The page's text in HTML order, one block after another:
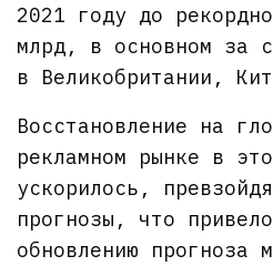
2021 году до
млрд, в основном за
в Великобритании,
Восстановление на
рекламном рынке в
ускорилось,
прогнозы, что
обновлению прогноза